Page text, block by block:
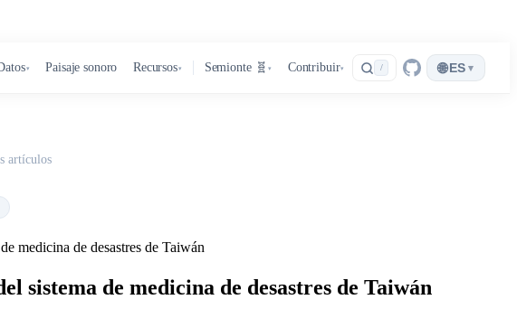
▾ Paisaje sonoro Recursos▾ Semionte 🧬 ▾ Contribuir▾ / 🌐 ES ▾
artículos
medicina de desastres de Taiwán
sistema de medicina de desastres de Taiwán